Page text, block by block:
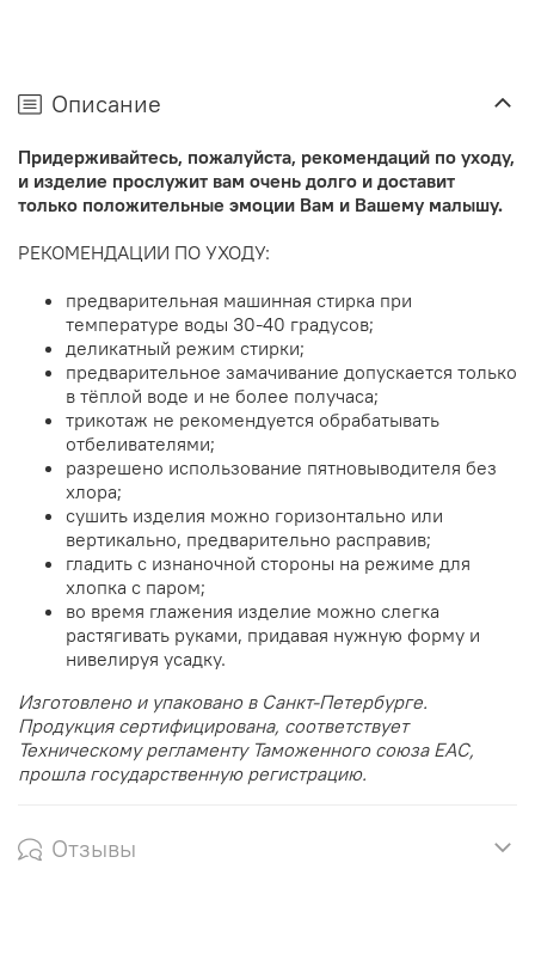
Описание
Придерживайтесь, пожалуйста, рекомендаций по уходу,
и изделие прослужит вам очень долго и доставит
только положительные эмоции Вам и Вашему малышу.
РЕКОМЕНДАЦИИ ПО УХОДУ:
предварительная машинная стирка при
температуре воды 30-40 градусов;
деликатный режим стирки;
предварительное замачивание допускается только
в тёплой воде и не более получаса;
трикотаж не рекомендуется обрабатывать
отбеливателями;
разрешено использование пятновыводителя без
хлора;
сушить изделия можно горизонтально или
вертикально, предварительно расправив;
гладить с изнаночной стороны на режиме для
хлопка с паром;
во время глажения изделие можно слегка
растягивать руками, придавая нужную форму и
нивелируя усадку.
Изготовлено и упаковано в Санкт-Петербурге.
Продукция сертифицирована, соответствует
Техническому регламенту Таможенного союза EAC,
прошла государственную регистрацию.
Отзывы